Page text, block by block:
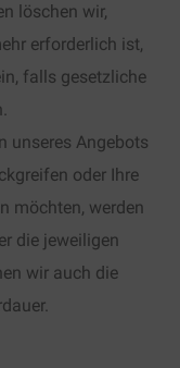
löschen wir,
erforderlich ist,
falls gesetzliche
unseres Angebots
oder Ihre
möchten, werden
die jeweiligen
wir auch die